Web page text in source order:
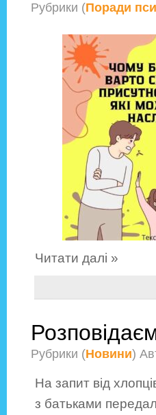
Рубрики (Поради
Читати далі »
Рубрики (Новини)
На запит від
з батьками